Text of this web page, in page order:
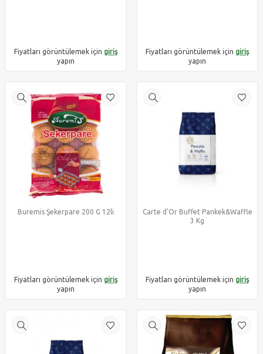
Fiyatları görüntülemek için giriş
yapın
Fiyatları görüntülemek için giriş
yapın
Buremis Şekerpare 200 G 12li
Fiyatları görüntülemek için giriş
yapın
Carte d'Or Buffet Pankek&Waffle
3 Kg
Fiyatları görüntülemek için giriş
yapın